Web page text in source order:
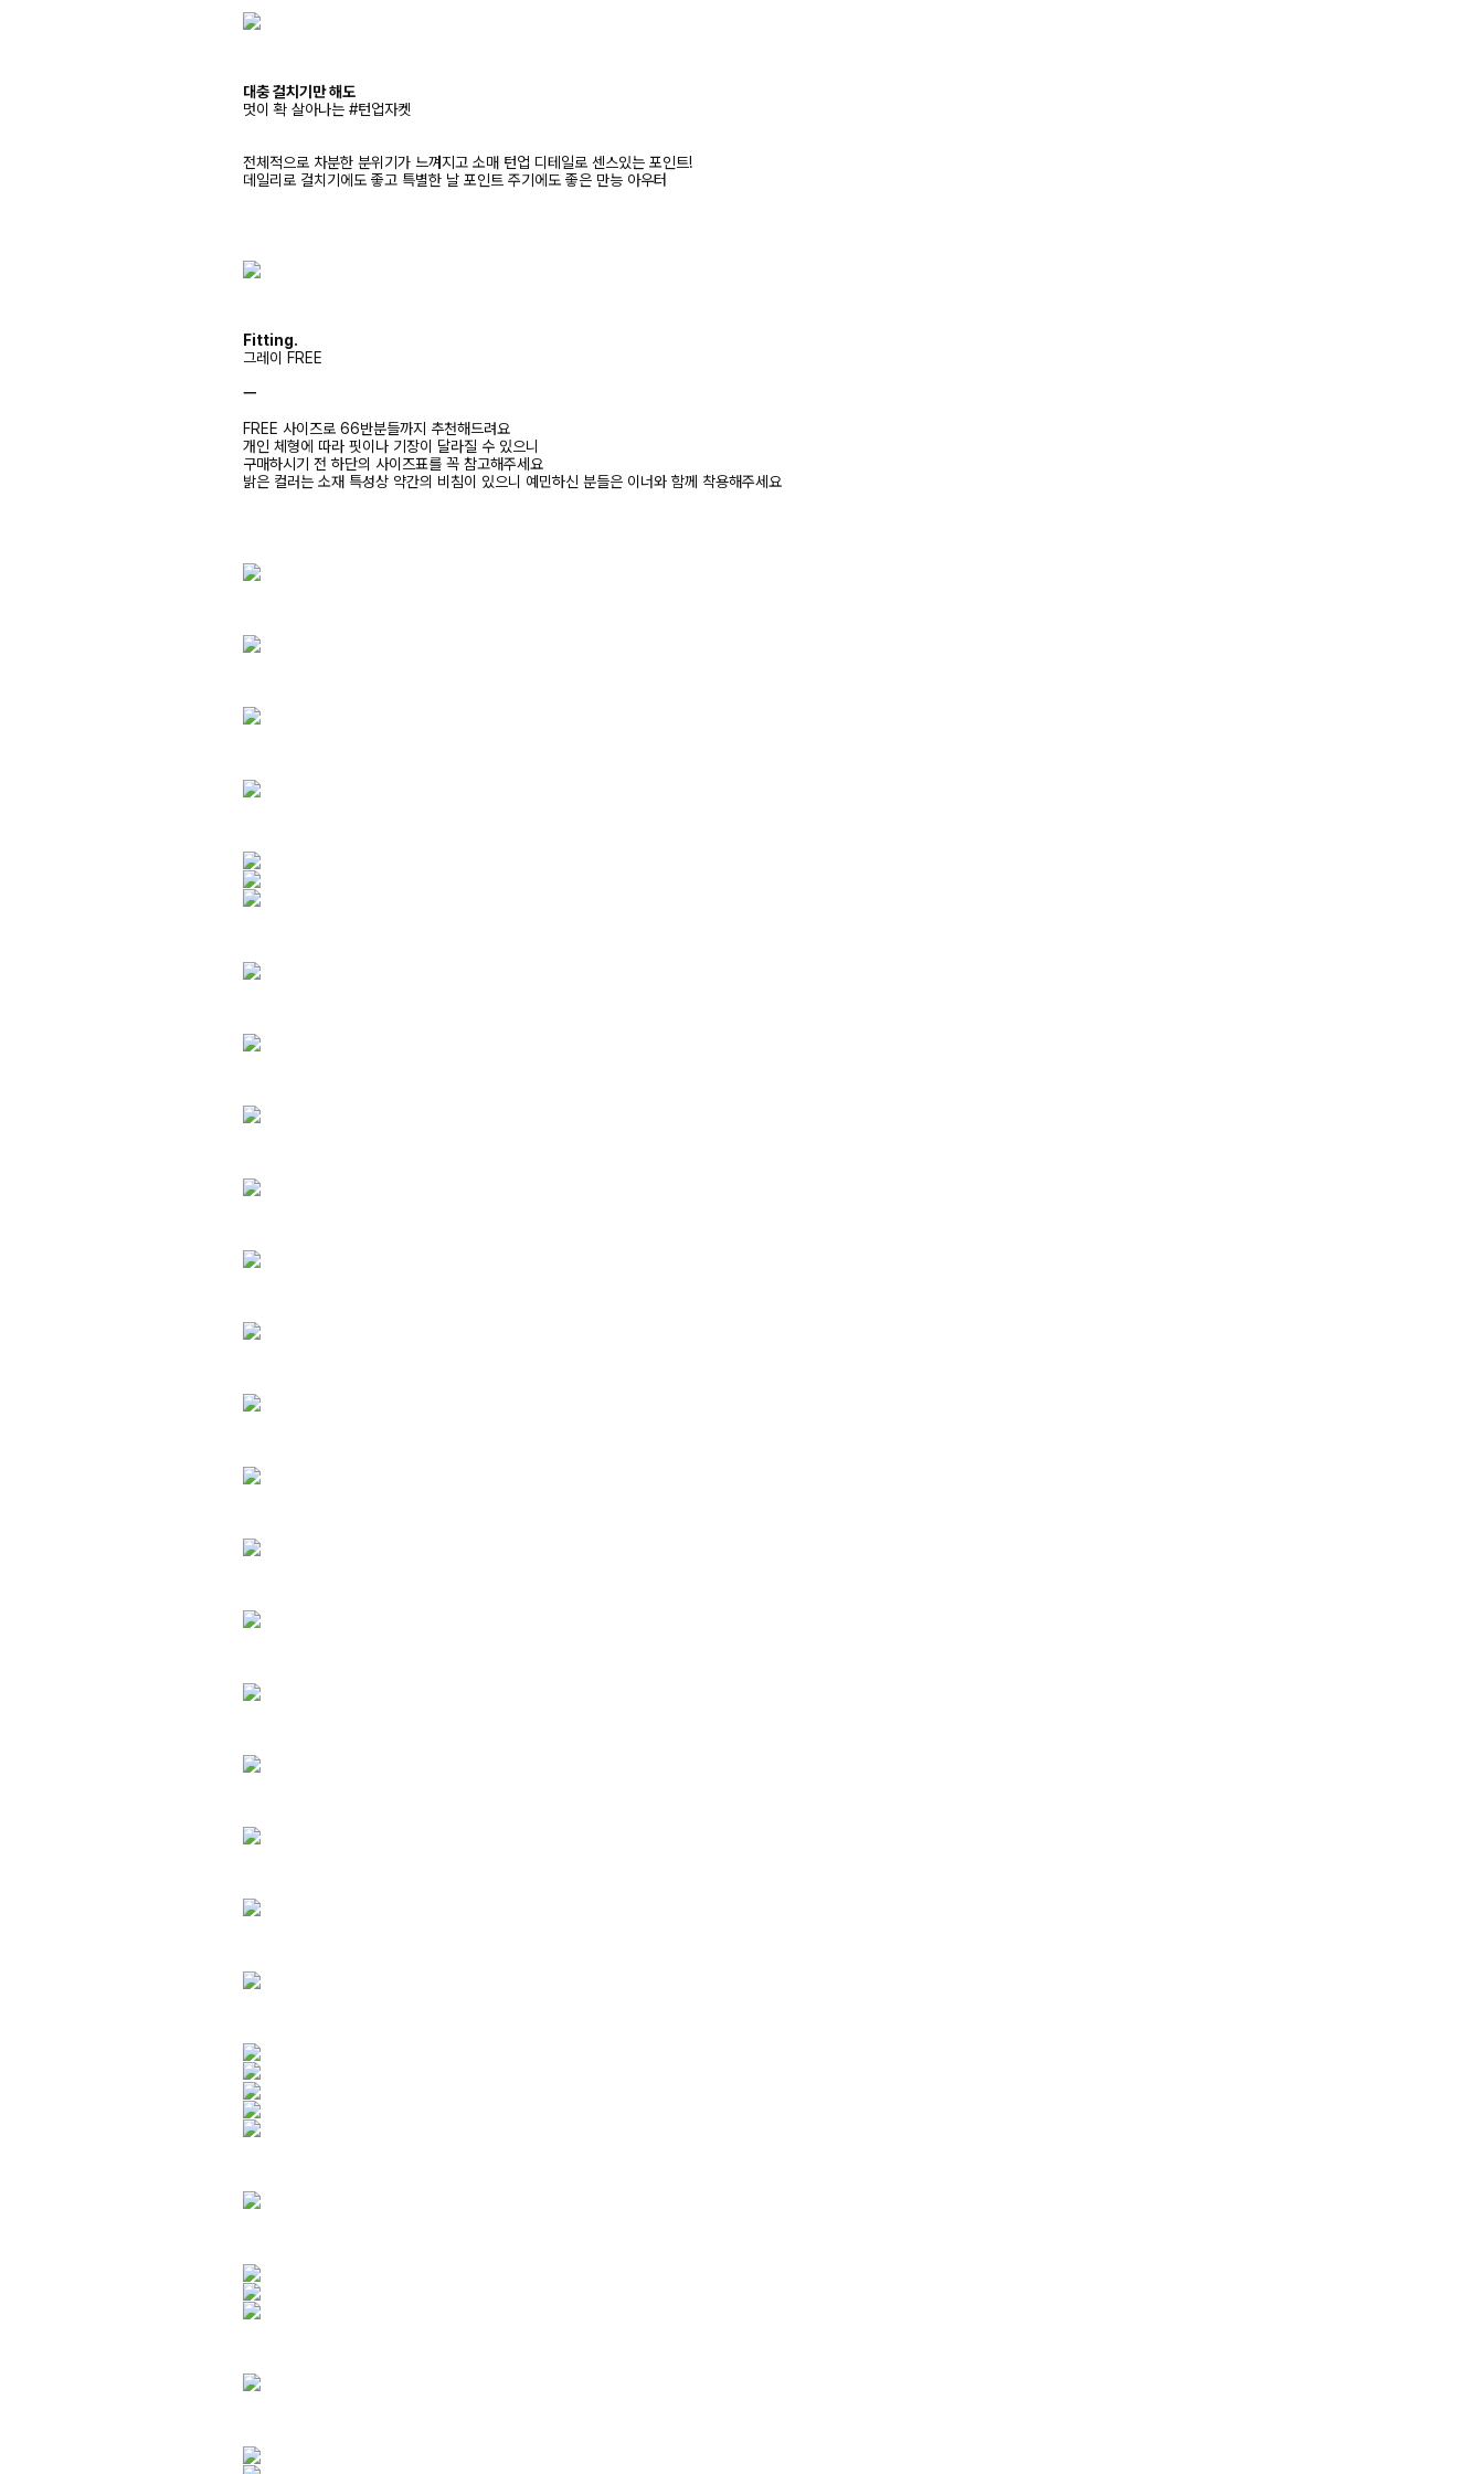
대충 걸치기만 해도
멋이 확 살아나는 #턴업자켓
전체적으로 차분한 분위기가 느껴지고 소매 턴업 디테일로 센스있는 포인트!
데일리로 걸치기에도 좋고 특별한 날 포인트 주기에도 좋은 만능 아우터
Fitting.
그레이 FREE
ㅡ
FREE 사이즈로 66반분들까지 추천해드려요
개인 체형에 따라 핏이나 기장이 달라질 수 있으니
구매하시기 전 하단의 사이즈표를 꼭 참고해주세요
밝은 컬러는 소재 특성상 약간의 비침이 있으니 예민하신 분들은 이너와 함께 착용해주세요